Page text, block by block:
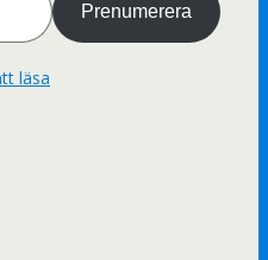
Prenumerera
läsa